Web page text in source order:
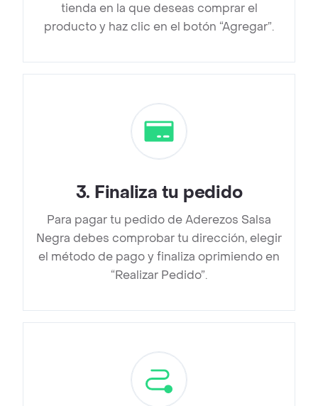
tienda en la que deseas comprar el
producto y haz clic en el botón “Agregar”.
3. Finaliza tu pedido
Para pagar tu pedido de Aderezos Salsa
Negra debes comprobar tu dirección, elegir
el método de pago y finaliza oprimiendo en
“Realizar Pedido”.